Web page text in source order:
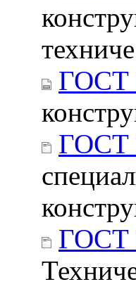
ГОСТ
ГОСТ
ГОСТ